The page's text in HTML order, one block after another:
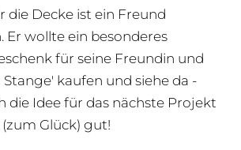
die Decke ist ein Freund
Er wollte ein besonderes
für seine Freundin und
kaufen und siehe da -
die Idee für das nächste Projekt
Glück) gut!